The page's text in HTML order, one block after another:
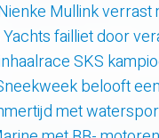
Mullink verrast
failliet door
SKS
belooft
met